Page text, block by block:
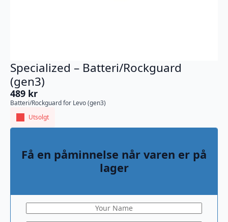
Specialized – Batteri/Rockguard
(gen3)
489 kr
Batteri/Rockguard for Levo (gen3)
Utsolgt
Få en påminnelse når varen er på
lager